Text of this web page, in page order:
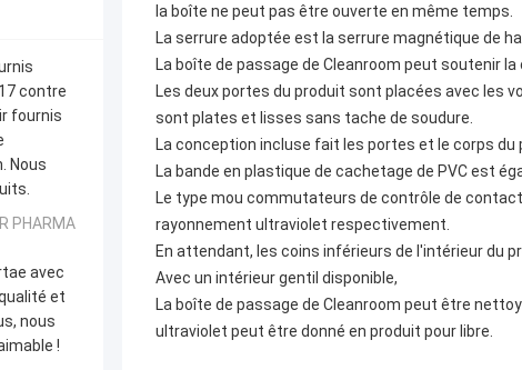
contre
fournis
Nous
PHARMA
avec
et
nous
!
la boîte ne peut pas être ouverte en même temps.
La serrure adoptée est la serrure magnétique de
La boîte de passage de Cleanroom peut soutenir la
Les deux portes du produit sont placées avec les
sont plates et lisses sans tache de soudure.
La conception incluse fait les portes et le corps du
La bande en plastique de cachetage de PVC est
Le type mou commutateurs de contrôle de
rayonnement ultraviolet respectivement.
En attendant, les coins inférieurs de l'intérieur du
Avec un intérieur gentil disponible,
La boîte de passage de Cleanroom peut être
ultraviolet peut être donné en produit pour libre.